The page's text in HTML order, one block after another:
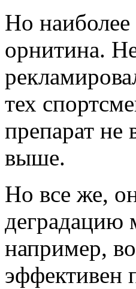
Но наиболее
орнитина.
тех
препарат не
выше.
Но все же,
деградацию
например,
эффективен